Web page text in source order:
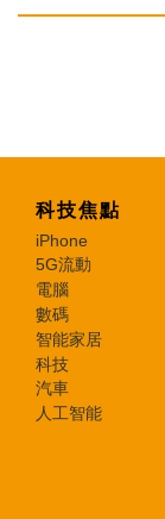
科技焦點
iPhone
5G流動
電腦
數碼
智能家居
科技
汽車
人工智能